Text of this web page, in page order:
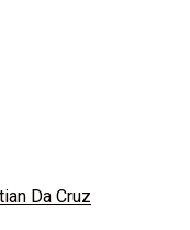
Da Cruz